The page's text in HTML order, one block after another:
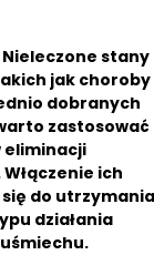
stany
jak choroby
dobranych
zastosować
eliminacji
ich
do utrzymania
działania